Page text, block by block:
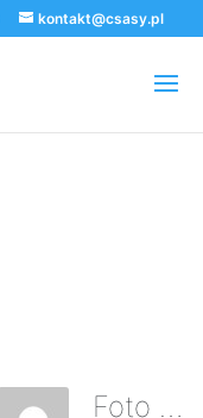
kontakt@csasy.pl
Foto K5 Id921